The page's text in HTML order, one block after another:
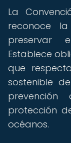
La
reconoce
preservar
Establece
que
sostenible
protección
océanos.